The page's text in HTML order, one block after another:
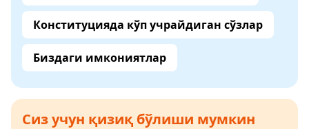
Конституцияда кўп учрайдиган сўзлар
Биздаги имкониятлар
Сиз учун қизиқ бўлиши мумкин